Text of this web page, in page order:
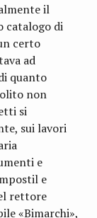
il
catalogo di
certo
ad
quanto
non
si
sui lavori
e
e
rettore
«Bimarchi»,